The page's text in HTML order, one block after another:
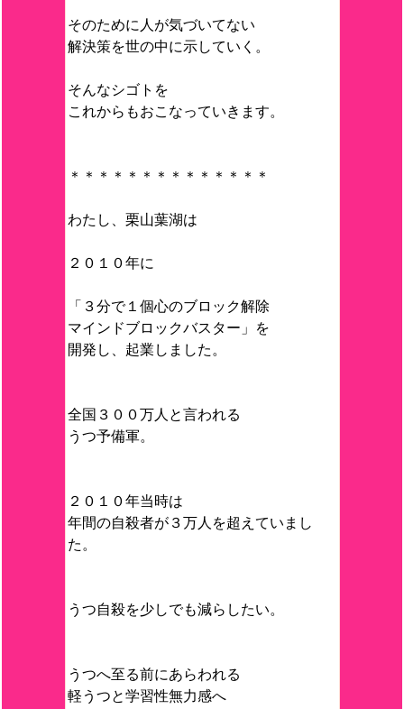
そのために人が気づいてない
解決策を世の中に示していく。
そんなシゴトを
これからもおこなっていきます。
＊＊＊＊＊＊＊＊＊＊＊＊＊＊
わたし、栗山葉湖は
２０１０年に
「３分で１個心のブロック解除
マインドブロックバスター」を
開発し、起業しました。
全国３００万人と言われる
うつ予備軍。
２０１０年当時は
年間の自殺者が３万人を超えていまし
た。
うつ自殺を少しでも減らしたい。
うつへ至る前にあらわれる
軽うつと学習性無力感へ